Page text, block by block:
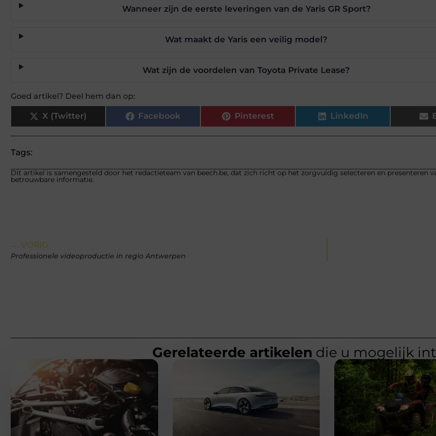
Wanneer zijn de eerste leveringen van de Yaris GR Sport?
Wat maakt de Yaris een veilig model?
Wat zijn de voordelen van Toyota Private Lease?
Goed artikel? Deel hem dan op:
X (Twitter) Facebook Pinterest LinkedIn
Tags:
Dit artikel is samengesteld door het redactieteam van beech.be, dat zich richt op het zorgvuldig selecteren en presenteren
betrouwbare informatie.
← VORIG
Professionele videoproductie in regio Antwerpen
Gerelateerde artikelen die u mogelijk